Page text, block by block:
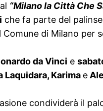
“Milano la Città Che
che fa parte del
di Milano per
da Vinci e
Laquidara, Karima e
condividerà il